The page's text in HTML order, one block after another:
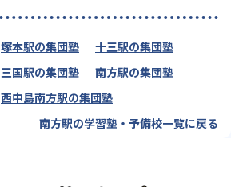
塚本駅の集団塾
十三駅の集団塾
三国駅の集団塾
南方駅の集団塾
西中島南方駅の集団塾
南方駅の学習塾・予備校一覧に戻る